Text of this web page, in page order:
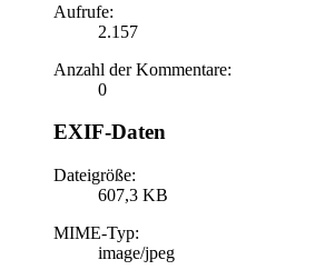
Aufrufe:
2.157
Anzahl der Kommentare:
0
EXIF-Daten
Dateigröße:
607,3 KB
MIME-Typ:
image/jpeg